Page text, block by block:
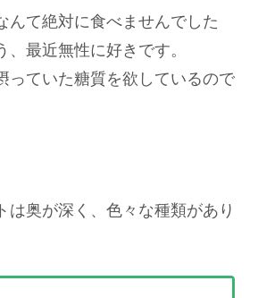
んて絶対に食べませんでした
、最近無性に好きです。
っていた糖質を欲しているので
は奥が深く、色々な種類があり